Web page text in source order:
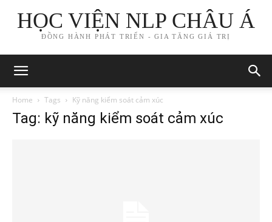
HỌC VIỆN NLP CHÂU Á
ĐỒNG HÀNH PHÁT TRIỂN - GIA TĂNG GIÁ TRỊ
Home Tags Kỹ năng kiểm soát cảm xúc
Tag: kỹ năng kiểm soát cảm xúc